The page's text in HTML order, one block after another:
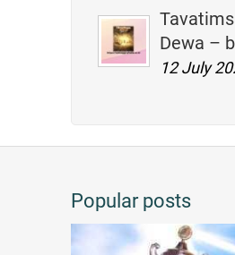
Dewa –
12 July
Popular posts